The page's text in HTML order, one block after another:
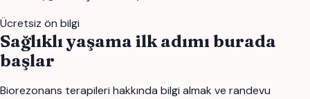
Ücretsiz ön bilgi
Sağlıklı yaşama ilk adımı burada
başlar
Biorezonans terapileri hakkında bilgi almak ve randevu